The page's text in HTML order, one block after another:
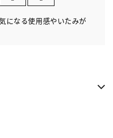
になる使用感やいたみが